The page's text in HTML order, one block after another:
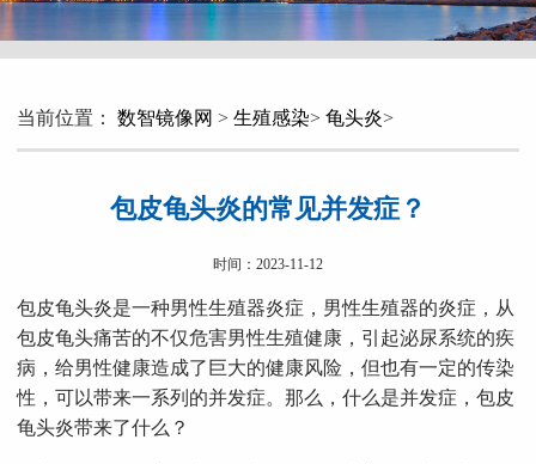
当前位置： 数智镜像网 > 生殖感染> 龟头炎>
包皮龟头炎的常见并发症？
时间：2023-11-12
包皮龟头炎是一种男性生殖器炎症，男性生殖器的炎症，从
包皮龟头痛苦的不仅危害男性生殖健康，引起泌尿系统的疾
病，给男性健康造成了巨大的健康风险，但也有一定的传染
性，可以带来一系列的并发症。那么，什么是并发症，包皮
龟头炎带来了什么？